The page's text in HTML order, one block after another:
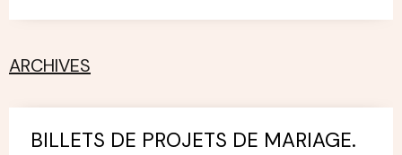
ARCHIVES
BILLETS DE PROJETS DE MARIAGE.